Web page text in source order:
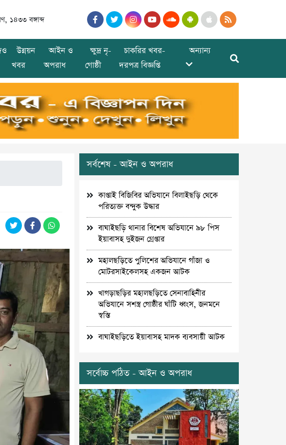
১৪৩৩ বঙ্গাব্দ
উন্নয়ন
খবর
আইন ও
অপরাধ
ক্ষুদ্র নৃ-
গোষ্ঠী
চাকরির খবর-
দরপত্র বিজ্ঞপ্তি
অন্যান্য
সর্বশেষ - আইন ও অপরাধ
কাপ্তাই বিজিবির অভিযানে বিলাইছড়ি থেকে
পরিত্যক্ত বন্দুক উদ্ধার
বাঘাইছড়ি থানার বিশেষ অভিযানে ৯৮ পিস
ইয়াবাসহ দুইজন গ্রেপ্তার
মহালছড়িতে পুলিশের অভিযানে গাঁজা ও
মোটরসাইকেলসহ একজন আটক
খাগড়াছড়ির মহালছড়িতে সেনাবাহিনীর
অভিযানে সশস্ত্র গোষ্ঠীর ঘাঁটি ধ্বংস, জনমনে
স্বস্তি
বাঘাইছড়িতে ইয়াবাসহ মাদক ব্যবসায়ী আটক
সর্বোচ্চ পঠিত - আইন ও অপরাধ